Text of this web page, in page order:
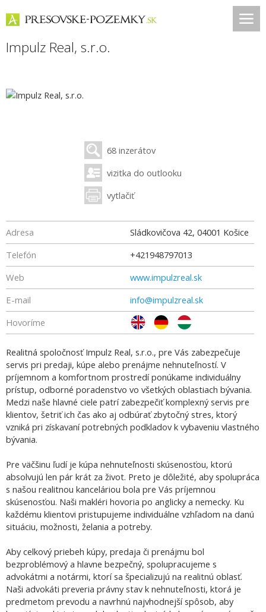
Impulz Real, s.r.o.
68 inzerátov
vizitka do outlooku
vytlačiť
Adresa Sládkovičova 42, 04001 Košice
Telefón
+421948797013
Web
www.impulzreal.sk
E-mail
info@impulzreal.sk
Hovoríme
Realitná spoločnosť Impulz Real, s.r.o., pre Vás zabezpečuje
servis pri predaji, kúpe alebo prenájme nehnuteľností. V
príjemnom a komfortnom prostredí ponúkame individuálny
prístup, odborné poradenstvo vo všetkých oblastiach bývania.
Medzi naše hlavné ciele patrí zabezpečiť komplexný servis pre
klientov, šetriť ich čas ako aj odbúrať zbytočný stres, ktorý
vzniká pri získavaní potrebných podkladov k vybaveniu vlastného
bývania.
Pre väčšinu ľudí je kúpa nehnuteľnosti skúsenosťou, ktorú
absolvujú len pár krát za život. Preto je dôležité, aby spolupráca
s našou realitnou kanceláriou bola pre Vás príjemnou
skúsenosťou. Naši makléri hovoria po anglicky a nemecky. Ku
každému klientovi pristupujeme individuálne vzhľadom na danú
situáciu, možnosti, želania a potreby.
Aby celkový priebeh kúpy, predaja či prenájmu bol
bezproblémový a hlavne bezpečný, spolupracujeme s
advokátmi a notármi, ktorí sa špecializujú na realitnú oblasť.
Naši advokáti preveria právny stav k nehnuteľnosti, ktorá je
predmetom prevodu a navrhnú najvhodnejší spôsob, aby